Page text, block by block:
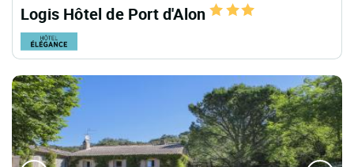
Logis Hôtel de Port d'Alon